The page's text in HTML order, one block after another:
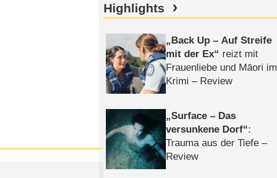
Highlights
Back Up – Auf Streife
mit der Ex
reizt mit
Frauenliebe und Māori im
Krimi – Review
Surface – Das
versunkene Dorf :
Trauma aus der Tiefe –
Review